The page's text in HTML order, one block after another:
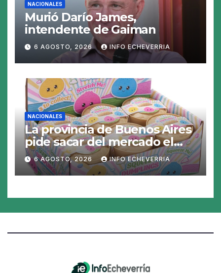
NACIONALES
Murió Darío James,
intendente de Gaiman
6 AGOSTO, 2026 INFO ECHEVERRIA
NACIONALES
La provincia de Buenos Aires
pide sacar del mercado el
«Squeezy Dumpling», un
juguete «tóxico»
6 AGOSTO, 2026 INFO ECHEVERRIA